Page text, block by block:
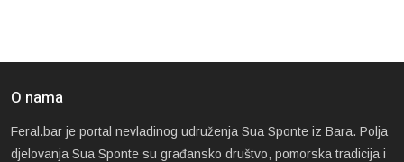
O nama
Feral.bar je portal nevladinog udruženja Sua Sponte iz Bara. Polja
djelovanja Sua Sponte su građansko društvo, pomorska tradicija i